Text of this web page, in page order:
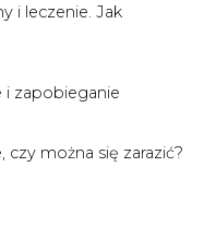
i leczenie. Jak
i zapobieganie
czy można się zarazić?